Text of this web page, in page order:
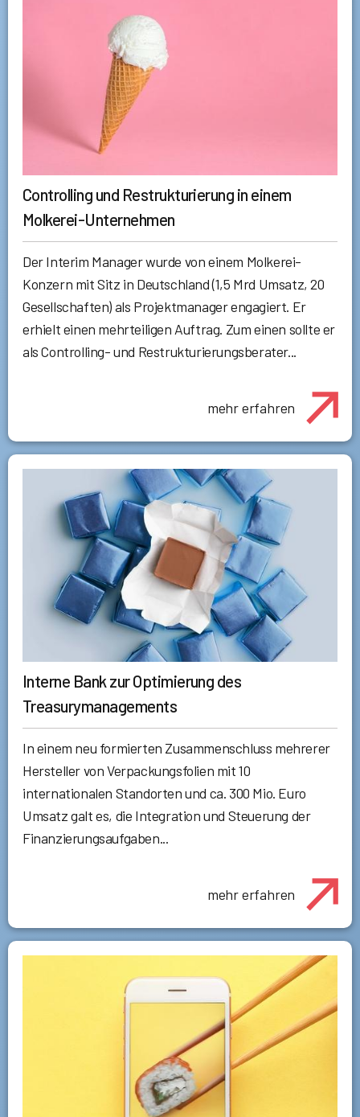
Controlling und Restrukturierung in einem
Molkerei-Unternehmen
Der Interim Manager wurde von einem Molkerei-
Konzern mit Sitz in Deutschland (1,5 Mrd Umsatz, 20
Gesellschaften) als Projektmanager engagiert. Er
erhielt einen mehrteiligen Auftrag. Zum einen sollte er
als Controlling- und Restrukturierungsberater...
mehr erfahren
Interne Bank zur Optimierung des
Treasurymanagements
In einem neu formierten Zusammenschluss mehrerer
Hersteller von Verpackungsfolien mit 10
internationalen Standorten und ca. 300 Mio. Euro
Umsatz galt es, die Integration und Steuerung der
Finanzierungsaufgaben...
mehr erfahren